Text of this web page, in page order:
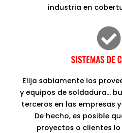
industria en
SISTEMAS DE
Elija sabiamente los
y equipos de soldadura…
terceros en las empresas
De hecho, es posible
proyectos o clientes